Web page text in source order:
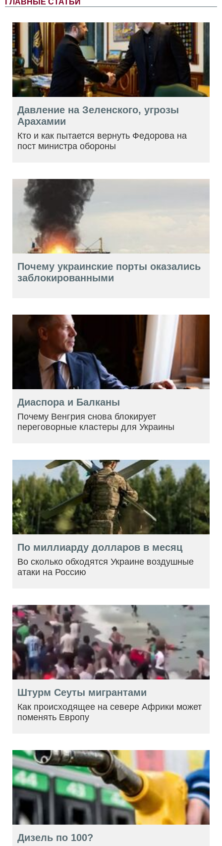
Давление на Зеленского, угрозы
Арахамии
Кто и как пытается вернуть Федорова на
пост министра обороны
Почему украинские порты оказались
заблокированными
Диаспора и Балканы
Почему Венгрия снова блокирует
переговорные кластеры для Украины
По миллиарду долларов в месяц
Во сколько обходятся Украине воздушные
атаки на Россию
Штурм Сеуты мигрантами
Как происходящее на севере Африки может
поменять Европу
Дизель по 100?